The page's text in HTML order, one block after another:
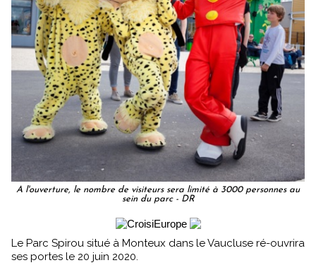
A l'ouverture, le nombre de visiteurs sera limité à 3000 personnes au
sein du parc - DR
Le Parc Spirou situé à Monteux dans le Vaucluse ré-ouvrira
ses portes le 20 juin 2020.